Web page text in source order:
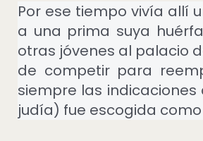
Por ese tiempo vivía allí
a una prima suya
otras jóvenes al palacio
de competir para
siempre las
judía) fue escogida